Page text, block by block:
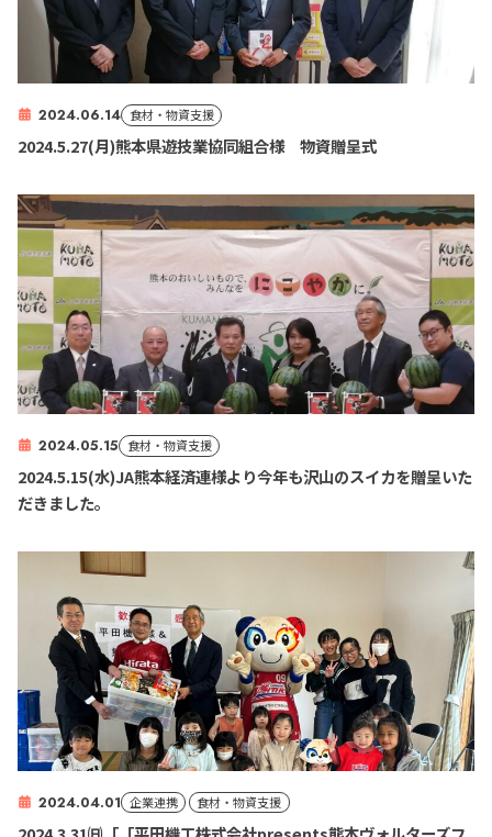
2024.06.14 食材・物資支援
2024.5.27(月)熊本県遊技業協同組合様 物資贈呈式
2024.05.15 食材・物資支援
2024.5.15(水)JA熊本経済連様より今年も沢山のスイカを贈呈いた
だきました。
2024.04.01 企業連携 食材・物資支援